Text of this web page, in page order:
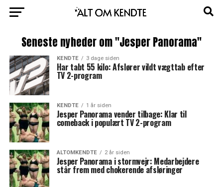
Seneste nyheder om "Jesper Panorama"
KENDTE 3 dage siden
Har tabt 55 kilo: Afslører vildt vægttab efter
TV 2-program
KENDTE 1 år siden
Jesper Panorama vender tilbage: Klar til
comeback i populært TV 2-program
ALTOMKENDTE 2 år siden
Jesper Panorama i stormvejr: Medarbejdere
står frem med chokerende afsløringer